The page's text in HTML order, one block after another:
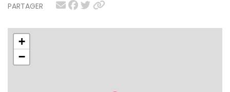
PARTAGER
+
−